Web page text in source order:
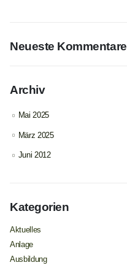
Neueste Kommentare
Archiv
Mai 2025
März 2025
Juni 2012
Kategorien
Aktuelles
Anlage
Ausbildung